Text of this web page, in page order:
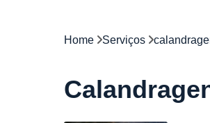
Home Serviços